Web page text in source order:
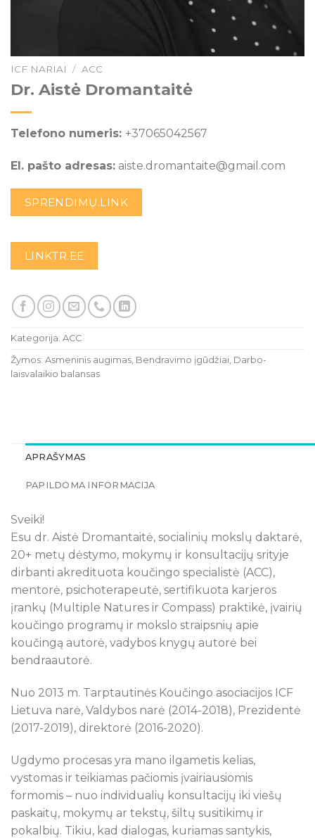
ICF NARIAI / ACC
Dr. Aistė Dromantaitė
Telefono numeris: +37065042567
El. pašto adresas: aiste.dromantaite@gmail.com
SPRENDIMŲ.LINK
LINKTR.EE
Kategorija: ACC
Žymos: Asmeninis augimas, Bendravimo įgūdžiai, Darbo-
laisvalaikio balansas
APRAŠYMAS
PAPILDOMA INFORMACIJA
Sveiki!
Esu dr. Aistė Dromantaitė, socialinių mokslų daktarė,
20+ metų dėstymo, mokymų ir konsultacijų srityje
dirbanti akredituota koučingo specialistė (ACC),
mentorė, psichoterapeutė, sertifikuota karjeros
įrankų (Multiple Natures ir Compass) praktikė, įvairių
koučingo programų ir mokslo straipsnių apie
koučingą autorė, vadybos knygų autorė bei
bendraautorė.
Nuo 2013 m. Tarptautinės Koučingo asociacijos ICF
Lietuva narė, Valdybos narė (2014-2018), Prezidentė
(2017-2019), direktorė (2016-2020).
Ugdymo procesas yra mano ilgametis kelias,
vystomas ir teikiamas pačiomis įvairiausiomis
formomis – nuo individualių konsultacijų iki viešų
paskaitų, mokymų ar tekstų, šiltų susitikimų ir
pokalbių. Tikiu, kad dialogas, kuriamas santykis,